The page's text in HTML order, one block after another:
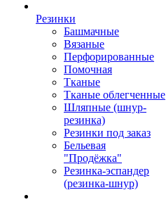
Резинки
Башмачные
Вязаные
Перфорированные
Помочная
Тканые
Тканые облегченные
Шляпные (шнур-
резинка)
Резинки под заказ
Бельевая
"Продёжка"
Резинка-эспандер
(резинка-шнур)